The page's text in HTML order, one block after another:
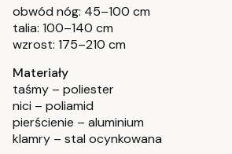
obwód nóg: 45–100 cm
talia: 100–140 cm
wzrost: 175–210 cm
Materiały
taśmy – poliester
nici – poliamid
pierścienie – aluminium
klamry – stal ocynkowana